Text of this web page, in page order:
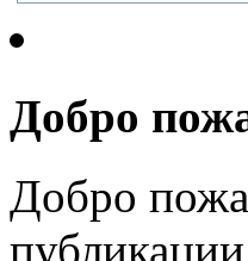
Добро
Добро